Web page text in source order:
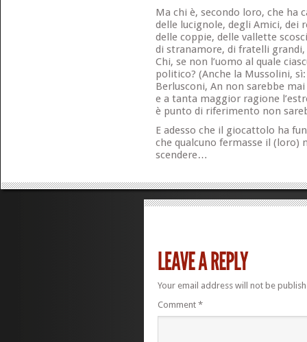
Ma chi è, secondo loro, che ha
delle lucignole, degli Amici, dei
delle coppie, delle vallette
di stranamore, di fratelli
Chi, se non l’uomo al quale
politico? (Anche la Mussolini,
Berlusconi, An non sarebbe
e a tanta maggior ragione
è punto di riferimento non
E adesso che il giocattolo ha
che qualcuno fermasse il (loro)
scendere…
Your email address will not be
Comment *